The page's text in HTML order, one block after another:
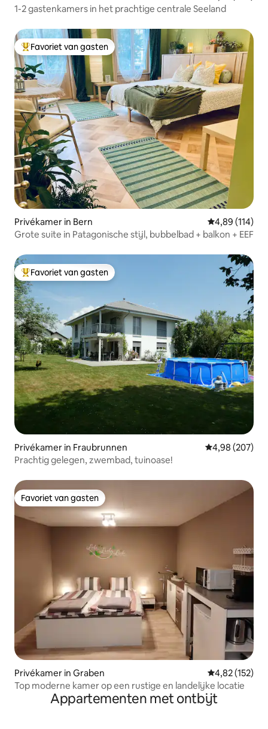
1-2 gastenkamers in het prachtige centrale Seeland
Topfavoriet van gasten
Favoriet van gasten
Privékamer in Bern Gemiddelde
4,89 (114)
Grote suite in Patagonische stijl, bubbelbad + balkon + EEF
Topfavoriet van gasten
Favoriet van gasten
Privékamer in Fraubrunnen Gemiddelde
4,98 (207)
Prachtig gelegen, zwembad, tuinoase!
Favoriet van gasten
Favoriet van gasten
Privékamer in Graben Gemiddelde
4,82 (152)
Top moderne kamer op een rustige en landelijke locatie
Appartementen met ontbijt